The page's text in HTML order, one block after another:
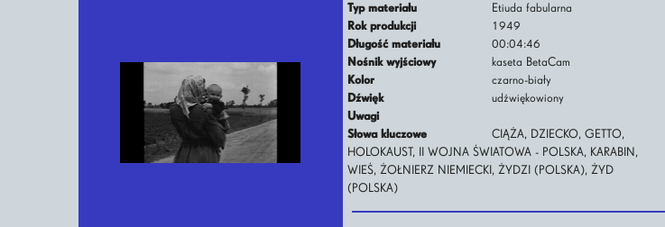
Typ materiału
Etiuda fabularna
Rok produkcji
1949
Długość materiału
00:04:46
Nośnik wyjściowy
kaseta BetaCam
Kolor
czarno-biały
Dźwięk
udźwiękowiony
Uwagi
Słowa kluczowe
CIĄŻA, DZIECKO, GETTO,
HOLOKAUST, II WOJNA ŚWIATOWA - POLSKA, KARABIN,
WIEŚ, ŻOŁNIERZ NIEMIECKI, ŻYDZI (POLSKA), ŻYD
(POLSKA)